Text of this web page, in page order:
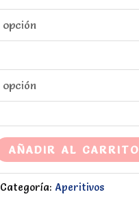
AÑADIR AL CARRITO
Categoría: Aperitivos